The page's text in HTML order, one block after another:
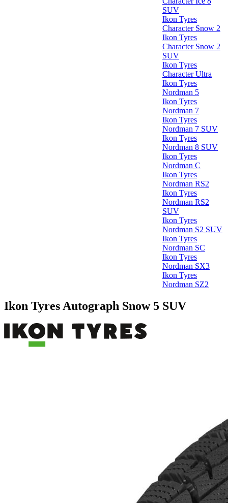
SUV
Ikon Tyres
Character Snow 2
Ikon Tyres
Character Snow 2
SUV
Ikon Tyres
Character Ultra
Ikon Tyres
Nordman 5
Ikon Tyres
Nordman 7
Ikon Tyres
Nordman 7 SUV
Ikon Tyres
Nordman 8 SUV
Ikon Tyres
Nordman C
Ikon Tyres
Nordman RS2
Ikon Tyres
Nordman RS2
SUV
Ikon Tyres
Nordman S2 SUV
Ikon Tyres
Nordman SC
Ikon Tyres
Nordman SX3
Ikon Tyres
Nordman SZ2
Ikon Tyres Autograph Snow 5 SUV